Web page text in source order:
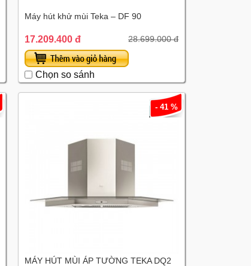
Máy hút khử mùi Teka – DF 90
17.209.400 đ 28.699.000 đ
Chọn so sánh
- 41 %
MÁY HÚT MÙI ÁP TƯỜNG TEKA DQ2